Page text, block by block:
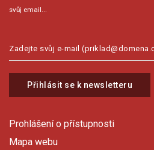
svůj email...
Přihlásit se k newsletteru
Prohlášení o přístupnosti
Mapa webu